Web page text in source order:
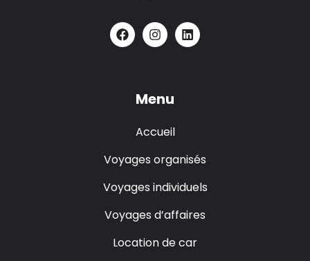
Menu
Accueil
Voyages organisés
Voyages individuels
Voyages d’affaires
Location de car